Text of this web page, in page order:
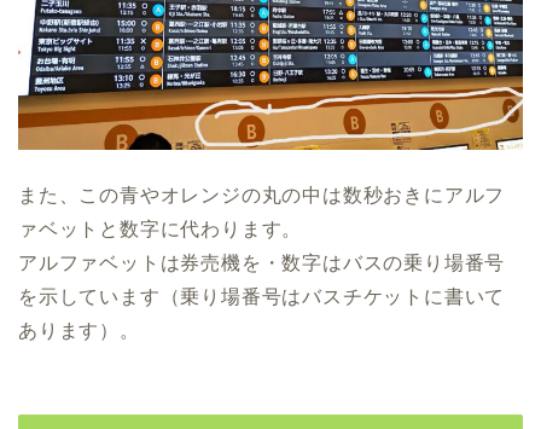
また、この青やオレンジの丸の中は数秒おきにアルフ
ァベットと数字に代わります。
アルファベットは券売機を・数字はバスの乗り場番号
を示しています（乗り場番号はバスチケットに書いて
あります）。